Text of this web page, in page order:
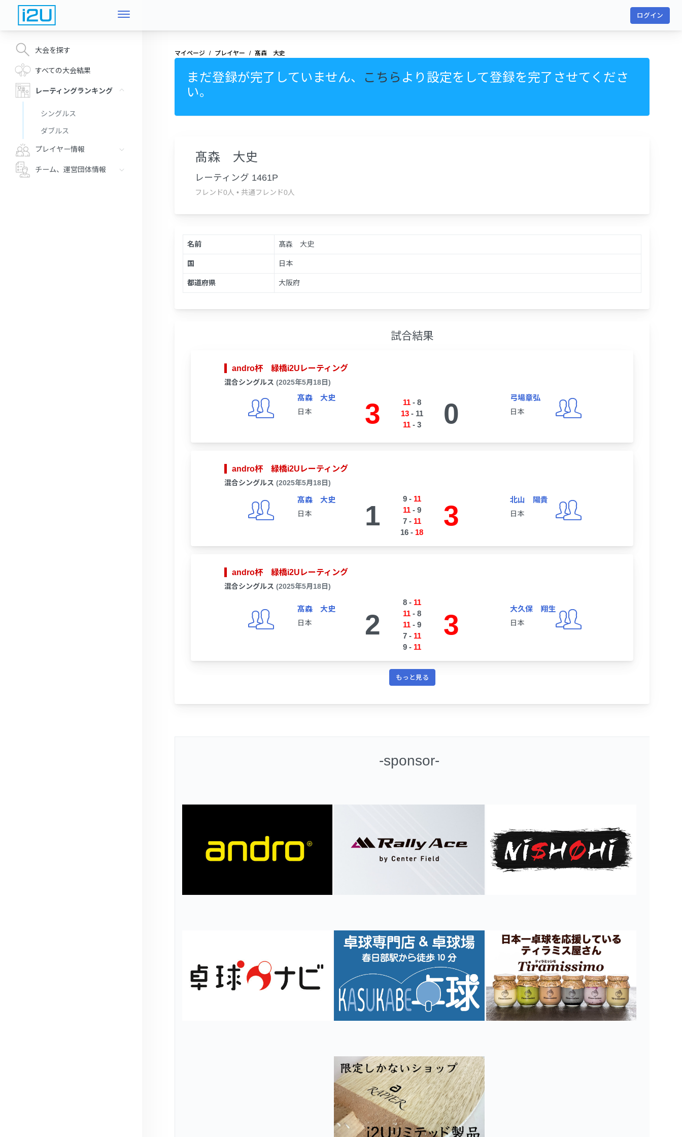
ログイン
大会を探す
すべての大会結果
レーティングランキング
シングルス
ダブルス
プレイヤー情報
チーム、運営団体情報
マイページ プレイヤー 髙森 大史
まだ登録が完了していません、 こちら より設定をして登録を完了させてくださ
い。
髙森 大史
レーティング 1461P
フレンド0人 • 共通フレンド0人
名前 髙森 大史
国 日本
都道府県 大阪府
試合結果
andro杯 緑橋i2Uレーティング
混合シングルス (2025年5月18日)
髙森 大史
日本 3 11- 8
13- 11
11- 3 0
弓場章弘
日本
andro杯 緑橋i2Uレーティング
混合シングルス (2025年5月18日)
髙森 大史
日本 1
9- 11
11- 9
7- 11
16 - 18
3
北山 陽貴
日本
andro杯 緑橋i2Uレーティング
混合シングルス (2025年5月18日)
髙森 大史
日本 2
8- 11
11- 8
11- 9
7- 11
9- 11
3
大久保 翔生
日本
もっと見る
-sponsor-